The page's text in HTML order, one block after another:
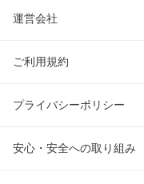
運営会社
ご利用規約
プライバシーポリシー
安心・安全への取り組み